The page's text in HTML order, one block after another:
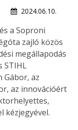
2024.06.10.
a Soproni
zajló közös
megállapodás
STIHL
Gábor, az
az innovációért
kézjegyével.